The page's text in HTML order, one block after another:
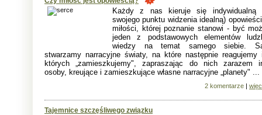
Każdy z nas kieruje się indywidualną
swojego punktu widzenia idealną)
miłości, której poznanie stanowi - być
jeden z podstawowych elementów
wiedzy na temat samego siebie.
stwarzamy narracyjne światy, na które następnie reagujemy
których „zamieszkujemy", zapraszając do nich zarazem
osoby, kreujące i zamieszkujące własne narracyjne „planety" ...
2 komentarze |
Tajemnice szczęśliwego związku